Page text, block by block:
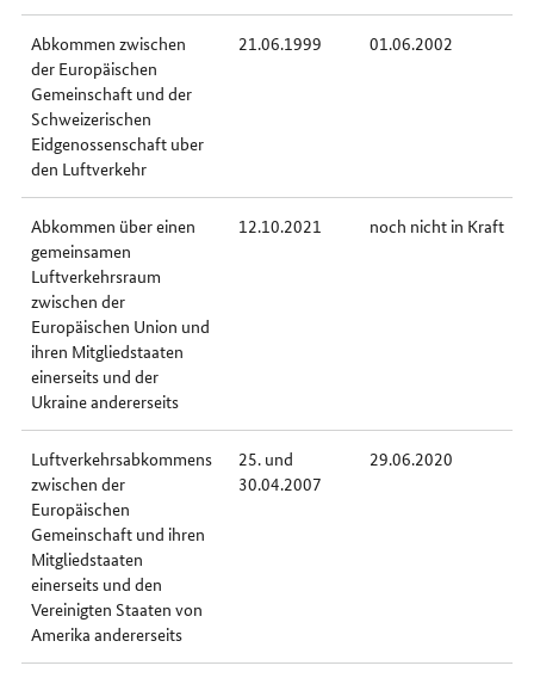
Abkommen zwischen
der Europäischen
Gemeinschaft und der
Schweizerischen
Eidgenossenschaft uber
den Luftverkehr
21.06.1999 01.06.2002
Abkommen über einen
gemeinsamen
Luftverkehrsraum
zwischen der
Europäischen Union und
ihren Mitgliedstaaten
einerseits und der
Ukraine andererseits
12.10.2021 noch nicht in Kraft
Luftverkehrsabkommens
zwischen der
Europäischen
Gemeinschaft und ihren
Mitgliedstaaten
einerseits und den
Vereinigten Staaten von
Amerika andererseits
25. und
30.04.2007
29.06.2020